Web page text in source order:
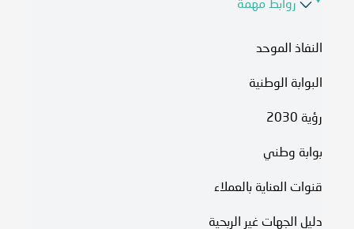
روابط مهمة
النفاذ الموحد
البوابة الوطنية
رؤية 2030
بوابة وطني
قنوات العناية بالعملاء
دليل الجهات غير الربحية